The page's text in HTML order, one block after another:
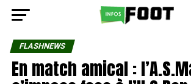
FLASHNEWS
En match amical :